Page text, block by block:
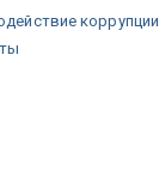
коррупции